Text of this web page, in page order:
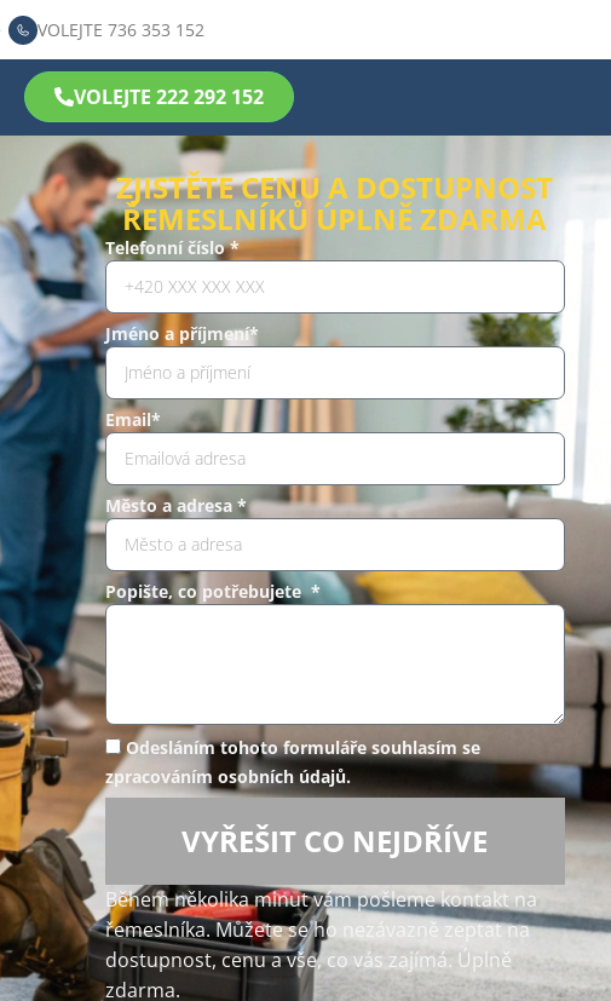
VOLEJTE 736 353 152
VOLEJTE 222 292 152
ZJISTĚTE CENU A DOSTUPNOST
ŘEMESLNÍKŮ ÚPLNĚ ZDARMA
Telefonní číslo *
Jméno a příjmení*
Email*
Město a adresa *
Popište, co potřebujete *
Odesláním tohoto formuláře souhlasím se
zpracováním osobních údajů.
VYŘEŠIT CO NEJDŘÍVE
Během několika minut vám pošleme kontakt na
řemeslníka. Můžete se ho nezávazně zeptat na
dostupnost, cenu a vše, co vás zajímá. Úplně
zdarma.